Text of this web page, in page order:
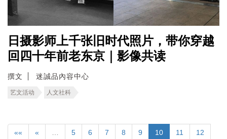
日摄影师上千张旧时代照片，带你穿越
回四十年前老东京｜影像共读
撰文 迷誠品內容中心
艺文活动 人文社科
«« « 5 6 7 8 9 10 11 12